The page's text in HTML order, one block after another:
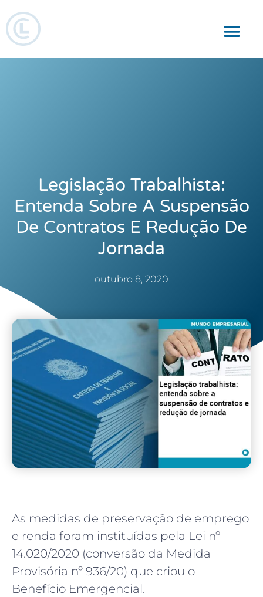
Legislação Trabalhista:
Entenda Sobre A Suspensão
De Contratos E Redução De
Jornada
outubro 8, 2020
As medidas de preservação de emprego
e renda foram instituídas pela Lei nº
14.020/2020 (conversão da Medida
Provisória nº 936/20) que criou o
Benefício Emergencial.